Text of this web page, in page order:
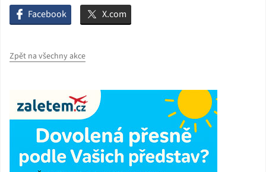
Facebook X.com
Zpět na všechny akce